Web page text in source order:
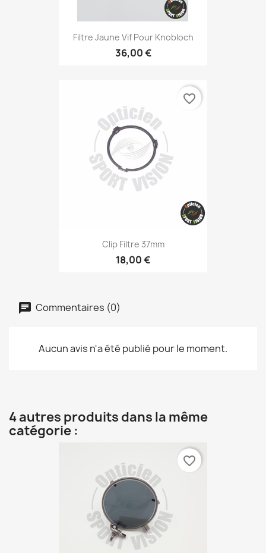
Filtre Jaune Vif Pour Knobloch
36,00 €
Clip Filtre 37mm
18,00 €
favorite_border
Commentaires (0)
Aucun avis n'a été publié pour le moment.
4 autres produits dans la même
catégorie :
favorite_border